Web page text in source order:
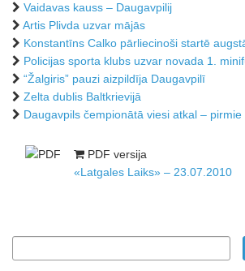
Vaidavas kauss – Daugavpilij
Artis Plivda uzvar mājās
Konstantīns Calko pārliecinoši startē
Policijas sporta klubs uzvar novada 1.
“Žalgiris” pauzi aizpildīja Daugavpilī
Zelta dublis Baltkrievijā
Daugavpils čempionātā viesi atkal – pirmie
PDF versija
«Latgales Laiks» – 23.07.2010